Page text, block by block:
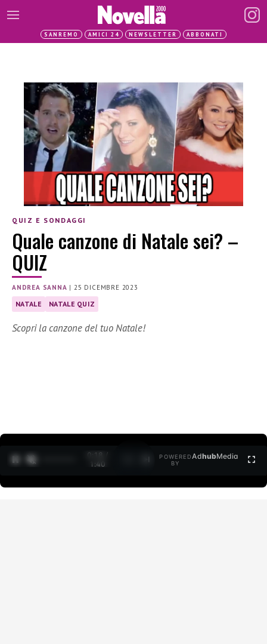
SANREMO AMICI 24 NEWSLETTER ABBONATI
QUIZ E SONDAGGI
Quale canzone di Natale sei? –
QUIZ
ANDREA SANNA |25 DICEMBRE 2023
NATALE NATALE QUIZ
Scopri la canzone del tuo Natale!
0:18 /
1:40
POWERED
BY
AdhubMedia